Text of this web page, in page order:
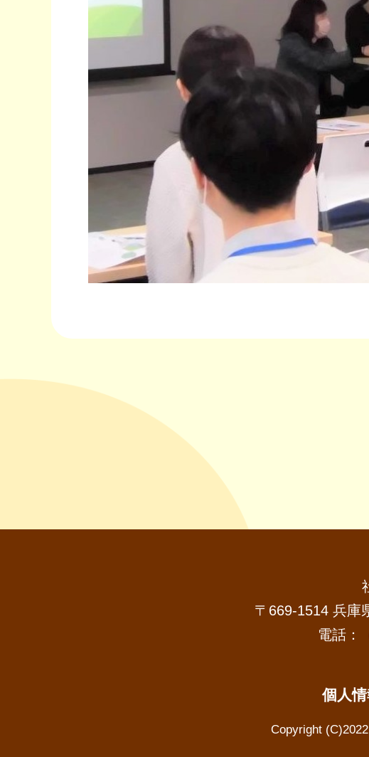
〒669-1514 兵庫
電話：
個人
Copyright